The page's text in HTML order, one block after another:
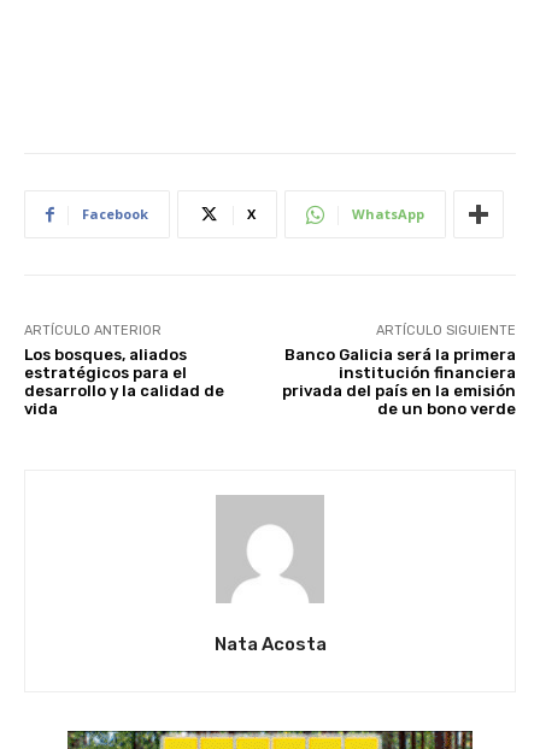
Facebook X WhatsApp
ARTÍCULO ANTERIOR
Los bosques, aliados
estratégicos para el
desarrollo y la calidad de
vida
ARTÍCULO SIGUIENTE
Banco Galicia será la primera
institución financiera
privada del país en la emisión
de un bono verde
Nata Acosta